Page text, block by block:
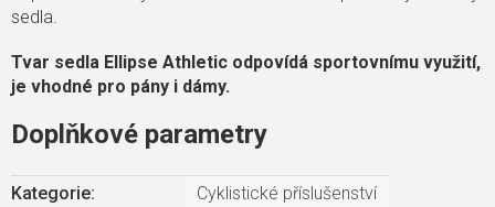
sedla.
Tvar sedla Ellipse Athletic odpovídá sportovnímu využití,
je vhodné pro pány i dámy.
Doplňkové parametry
Kategorie:
Cyklistické příslušenství